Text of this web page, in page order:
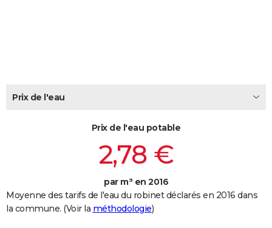
FORUM
Prix de l'eau
Prix de l'eau potable
2,78 €
par m³ en 2016
Moyenne des tarifs de l'eau du robinet déclarés en 2016 dans
la commune. (Voir la méthodologie)